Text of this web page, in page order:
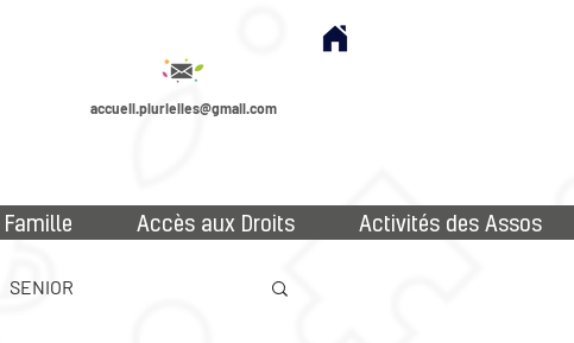
accueil.plurielles@gmail.com
Famille Accès aux Droits Activités des Assos
SENIOR